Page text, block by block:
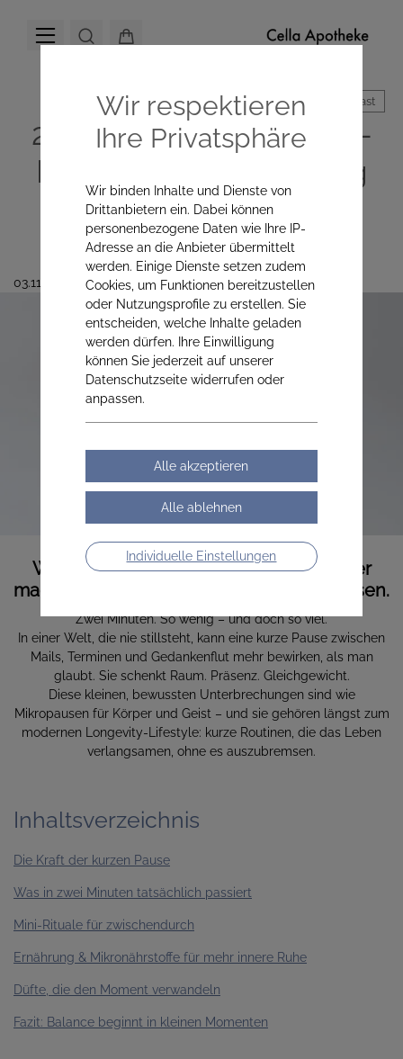
Hoher Kontrast
2-Minuten-Pause: Mini-
Rituale, die deinen Tag
entspannter machen
03.11.2025
Wie Mini-Rituale deinen Tag entspannter
machen – und deine Zellen aufatmen lassen.
Zwei Minuten. So wenig – und doch so viel.
In einer Welt, die nie stillsteht, kann eine kurze Pause zwischen
Mails, Terminen und Gedankenflut mehr bewirken, als man
glaubt. Sie schenkt Raum. Präsenz. Gleichgewicht.
Diese kleinen, bewussten Unterbrechungen sind wie
Mikropausen für Körper und Geist – und sie gehören längst zum
modernen Longevity-Lifestyle: kurze Routinen, die das Leben
verlangsamen, ohne es auszubremsen.
Inhaltsverzeichnis
Die Kraft der kurzen Pause
Was in zwei Minuten tatsächlich passiert
Mini-Rituale für zwischendurch
Ernährung & Mikronährstoffe für mehr innere Ruhe
Düfte, die den Moment verwandeln
Fazit: Balance beginnt in kleinen Momenten
Wir respektieren
Ihre Privatsphäre
Wir binden Inhalte und Dienste von
Drittanbietern ein. Dabei können
personenbezogene Daten wie Ihre IP-
Adresse an die Anbieter übermittelt
werden. Einige Dienste setzen zudem
Cookies, um Funktionen bereitzustellen
oder Nutzungsprofile zu erstellen. Sie
entscheiden, welche Inhalte geladen
werden dürfen. Ihre Einwilligung
können Sie jederzeit auf unserer
Datenschutzseite widerrufen oder
anpassen.
Individuelle Einstellungen